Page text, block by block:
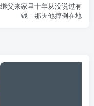
继父来家里十年从没说过有
钱，那天他摔倒在地